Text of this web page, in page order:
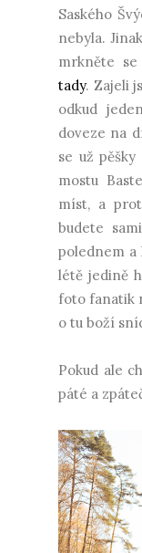
Saského
nebyla.
mrkněte
tady. Zajeli
odkud
doveze na
se už
mostu
míst, a
budete
polednem a
létě jedině
foto fanatik
o tu boží
Pokud ale
páté a